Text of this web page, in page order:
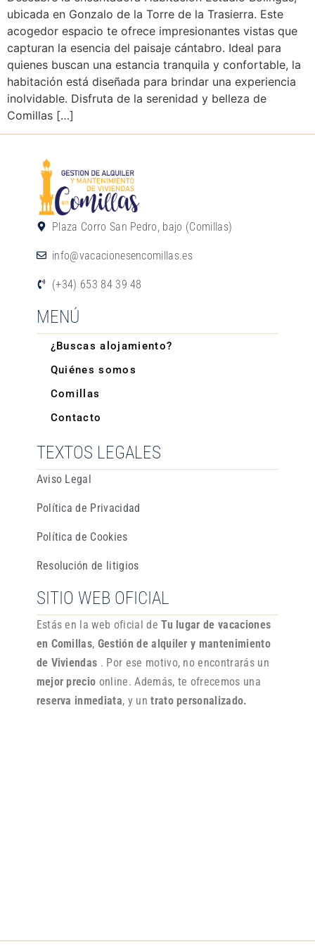
ubicada en Gonzalo de la Torre de la Trasierra. Este
acogedor espacio te ofrece impresionantes vistas que
capturan la esencia del paisaje cántabro. Ideal para
quienes buscan una estancia tranquila y confortable, la
habitación está diseñada para brindar una experiencia
inolvidable. Disfruta de la serenidad y belleza de
Comillas […]
Plaza Corro San Pedro, bajo (Comillas)
info@vacacionesencomillas.es
(+34) 653 84 39 48
MENÚ
¿Buscas alojamiento?
Quiénes somos
Comillas
Contacto
TEXTOS LEGALES
Aviso Legal
Política de Privacidad
Política de Cookies
Resolución de litigios
SITIO WEB OFICIAL
Estás en la web oficial deTu lugar de vacaciones
en Comillas, Gestión de alquiler y mantenimiento
de Viviendas . Por ese motivo, no encontrarás un
mejor precio online. Además, te ofrecemos una
reserva inmediata, y untrato personalizado.